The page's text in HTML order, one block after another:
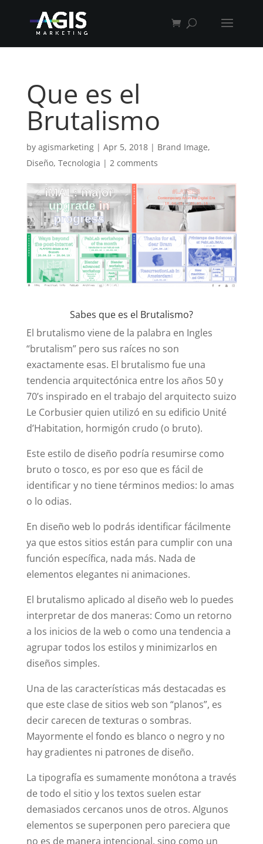
Que es el
Brutalismo
by agismarketing| Apr 5, 2018| Brand Image,
Diseño, Tecnologia | 2 comments
Sabes que es el Brutalismo?
El brutalismo viene de la palabra en Ingles
“brutalism” pero sus raíces no son
exactamente esas. El brutalismo fue una
tendencia arquitectónica entre los años 50 y
70’s inspirado en el trabajo del arquitecto suizo
Le Corbusier quien utilizó en su edificio Unité
d’Habitation, hormigón crudo (o bruto).
Este estilo de diseño podría resumirse como
bruto o tosco, es por eso que es fácil de
identificar y no tiene términos medios: lo amas
o lo odias.
En diseño web lo podrás identificar fácilmente
ya que estos sitios están para cumplir con una
función específica, nada más. Nada de
elementos elegantes ni animaciones.
El brutalismo aplicado al diseño web lo puedes
interpretar de dos maneras: Como un retorno
a los inicios de la web o como una tendencia a
agrupar todos los estilos y minimizarlos en
diseños simples.
Una de las características más destacadas es
que este clase de sitios web son “planos”, es
decir carecen de texturas o sombras.
Mayormente el fondo es blanco o negro y no
hay gradientes ni patrones de diseño.
La tipografía es sumamente monótona a través
de todo el sitio y los textos suelen estar
demasiados cercanos unos de otros. Algunos
elementos se superponen pero pareciera que
no es de manera intencional, sino como un